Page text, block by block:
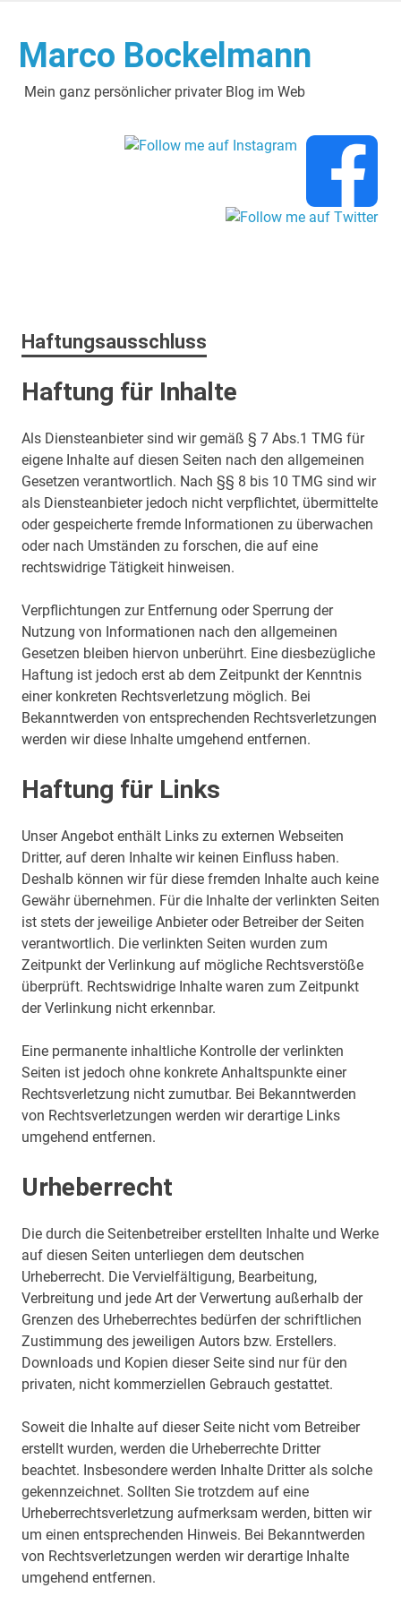
springen
Marco Bockelmann
Mein ganz persönlicher privater Blog im Web
Haftungsausschluss
Haftung für Inhalte
Als Diensteanbieter sind wir gemäß § 7 Abs.1 TMG für
eigene Inhalte auf diesen Seiten nach den allgemeinen
Gesetzen verantwortlich. Nach §§ 8 bis 10 TMG sind wir
als Diensteanbieter jedoch nicht verpflichtet, übermittelte
oder gespeicherte fremde Informationen zu überwachen
oder nach Umständen zu forschen, die auf eine
rechtswidrige Tätigkeit hinweisen.
Verpflichtungen zur Entfernung oder Sperrung der
Nutzung von Informationen nach den allgemeinen
Gesetzen bleiben hiervon unberührt. Eine diesbezügliche
Haftung ist jedoch erst ab dem Zeitpunkt der Kenntnis
einer konkreten Rechtsverletzung möglich. Bei
Bekanntwerden von entsprechenden Rechtsverletzungen
werden wir diese Inhalte umgehend entfernen.
Haftung für Links
Unser Angebot enthält Links zu externen Webseiten
Dritter, auf deren Inhalte wir keinen Einfluss haben.
Deshalb können wir für diese fremden Inhalte auch keine
Gewähr übernehmen. Für die Inhalte der verlinkten Seiten
ist stets der jeweilige Anbieter oder Betreiber der Seiten
verantwortlich. Die verlinkten Seiten wurden zum
Zeitpunkt der Verlinkung auf mögliche Rechtsverstöße
überprüft. Rechtswidrige Inhalte waren zum Zeitpunkt
der Verlinkung nicht erkennbar.
Eine permanente inhaltliche Kontrolle der verlinkten
Seiten ist jedoch ohne konkrete Anhaltspunkte einer
Rechtsverletzung nicht zumutbar. Bei Bekanntwerden
von Rechtsverletzungen werden wir derartige Links
umgehend entfernen.
Urheberrecht
Die durch die Seitenbetreiber erstellten Inhalte und Werke
auf diesen Seiten unterliegen dem deutschen
Urheberrecht. Die Vervielfältigung, Bearbeitung,
Verbreitung und jede Art der Verwertung außerhalb der
Grenzen des Urheberrechtes bedürfen der schriftlichen
Zustimmung des jeweiligen Autors bzw. Erstellers.
Downloads und Kopien dieser Seite sind nur für den
privaten, nicht kommerziellen Gebrauch gestattet.
Soweit die Inhalte auf dieser Seite nicht vom Betreiber
erstellt wurden, werden die Urheberrechte Dritter
beachtet. Insbesondere werden Inhalte Dritter als solche
gekennzeichnet. Sollten Sie trotzdem auf eine
Urheberrechtsverletzung aufmerksam werden, bitten wir
um einen entsprechenden Hinweis. Bei Bekanntwerden
von Rechtsverletzungen werden wir derartige Inhalte
umgehend entfernen.